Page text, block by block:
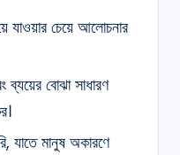
যাওয়ার চেয়ে আলোচনার
ব্যয়ের বোঝা সাধারণ
যাতে মানুষ অকারণে